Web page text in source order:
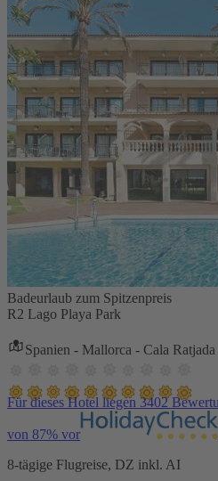
Badeurlaub zum Spitzenpreis
R2 Lago Playa Park
Spanien - Mallorca - Cala Ratjada
Für dieses Hotel liegen 3402
von 87% vor
8-tägige Flugreise, DZ inkl. AI